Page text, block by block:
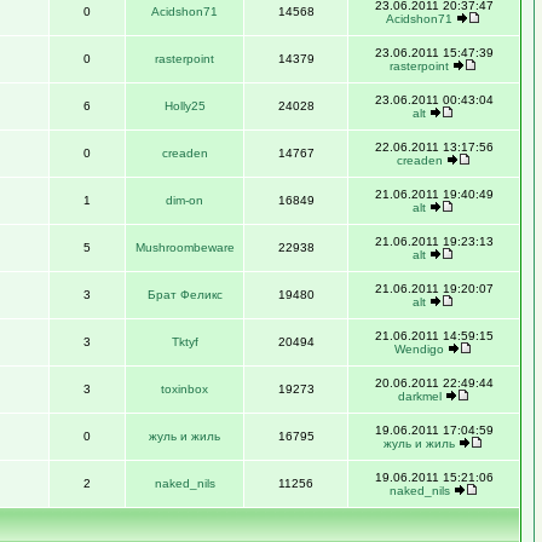
0 Acidshon71 14568
23.06.2011 20:37:47
Acidshon71
0 rasterpoint 14379
23.06.2011 15:47:39
rasterpoint
6 Holly25 24028
23.06.2011 00:43:04
alt
0 creaden 14767
22.06.2011 13:17:56
creaden
1 dim-on 16849
21.06.2011 19:40:49
alt
5 Mushroombeware 22938
21.06.2011 19:23:13
alt
3 Брат Феликс 19480
21.06.2011 19:20:07
alt
3 Tktyf 20494
21.06.2011 14:59:15
Wendigo
3 toxinbox 19273
20.06.2011 22:49:44
darkmel
0 жуль и жиль 16795
19.06.2011 17:04:59
жуль и жиль
2 naked_nils 11256
19.06.2011 15:21:06
naked_nils